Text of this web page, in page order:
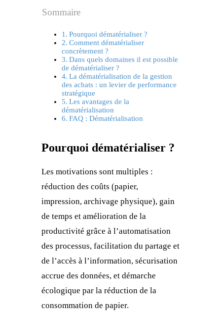
Sommaire
Pourquoi dématérialiser ?
Comment dématérialiser
concrètement ?
Dans quels domaines il est possible
de dématérialiser ?
La dématérialisation de la gestion
des achats : un levier de performance
stratégique
Les avantages de la
dématérialisation
FAQ : Dématérialisation
Pourquoi dématérialiser ?
Les motivations sont multiples :
réduction des coûts (papier,
impression, archivage physique), gain
de temps et amélioration de la
productivité grâce à l’automatisation
des processus, facilitation du partage et
de l’accès à l’information, sécurisation
accrue des données, et démarche
écologique par la réduction de la
consommation de papier.